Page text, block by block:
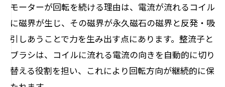
モーターの連続回転と整流子の仕組み解
説
整流子の働きでモーターはなぜ回り続け
る？
電磁誘導に注目したモーターの動く仕組み
モーターが回転を続ける理由は、電流が流れるコイル
に磁界が生じ、その磁界が永久磁石の磁界と反発・吸
引しあうことで力を生み出す点にあります。整流子と
ブラシは、コイルに流れる電流の向きを自動的に切り
替える役割を担い、これにより回転方向が継続的に保